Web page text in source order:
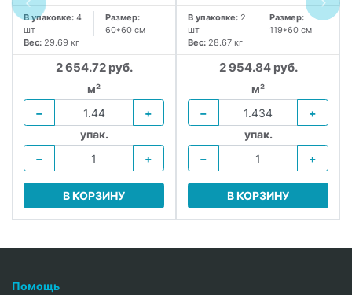
В упаковке: 4
шт
Размер:
60*60 см
Вес: 29.69 кг
2 654.72 руб.
м²
−
+
упак.
−
+
В КОРЗИНУ
В упаковке: 2
шт
Размер:
119*60 см
Вес: 28.67 кг
2 954.84 руб.
м²
−
+
упак.
−
+
В КОРЗИНУ
Помощь